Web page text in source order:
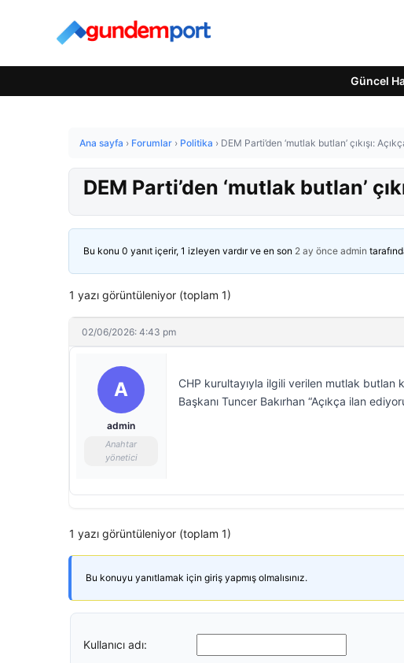
Güncel
Ana sayfa › Forumlar › Politika › DEM Parti’den ‘mutlak butlan’ çıkışı:
DEM Parti’den ‘mutlak butlan’
Bu konu 0 yanıt içerir, 1 izleyen vardır ve en son 2 ay önce admin
1 yazı görüntüleniyor (toplam 1)
02/06/2026: 4:43 pm
A
admin
Anahtar
yönetici
CHP kurultayıyla ilgili verilen mutlak butlan
Başkanı Tuncer Bakırhan “Açıkça ilan
1 yazı görüntüleniyor (toplam 1)
Bu konuyu yanıtlamak için giriş yapmış olmalısınız.
Kullanıcı adı: